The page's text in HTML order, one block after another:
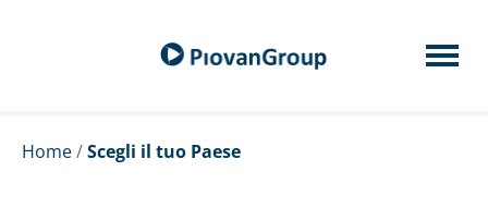
Home/Scegli il tuo Paese